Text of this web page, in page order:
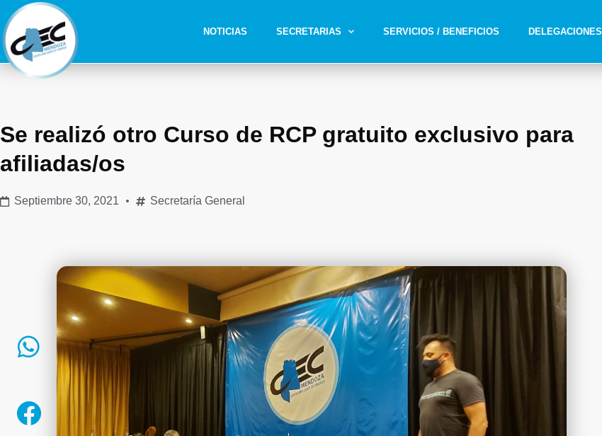
NOTICIAS SECRETARIAS SERVICIOS / BENEFICIOS DELEGACIONES
Se realizó otro Curso de RCP gratuito exclusivo para
afiliadas/os
Septiembre 30, 2021 Secretaría General